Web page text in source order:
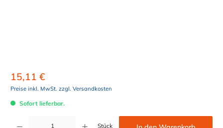
15,11 €
Preise inkl. MwSt. zzgl. Versandkosten
Sofort lieferbar.
Stück